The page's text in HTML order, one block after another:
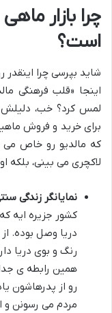
چرا بازار
است؟
شاید بپرسی چرا اینقدر
اینجا «قلب فرهنگی
لمس کرد؟ خب، دلیلش
برای خرید و فروش
که مالدیو رو خاص می
لاکچری می بینی، بلکه
نمایانگر زندگی
کشور جزیره ایه
دریا وصل بوده.
رنگ و بوی دریا
همین رابطه ی
رو از پدرهاشون
مردم می رسونن و